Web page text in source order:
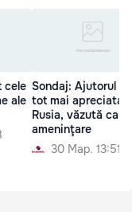
cele
ale
Sondaj: Ajutorul
tot mai apreciata.
Rusia, văzută ca
ameninţare
30 Мар. 13:51